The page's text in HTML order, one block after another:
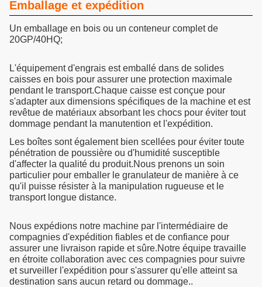
Emballage et expédition
Un emballage en bois ou un conteneur complet de
20GP/40HQ;
L'équipement d'engrais est emballé dans de solides
caisses en bois pour assurer une protection maximale
pendant le transport.Chaque caisse est conçue pour
s'adapter aux dimensions spécifiques de la machine et est
revêtue de matériaux absorbant les chocs pour éviter tout
dommage pendant la manutention et l'expédition.
Les boîtes sont également bien scellées pour éviter toute
pénétration de poussière ou d'humidité susceptible
d'affecter la qualité du produit.Nous prenons un soin
particulier pour emballer le granulateur de manière à ce
qu'il puisse résister à la manipulation rugueuse et le
transport longue distance.
Nous expédions notre machine par l'intermédiaire de
compagnies d'expédition fiables et de confiance pour
assurer une livraison rapide et sûre.Notre équipe travaille
en étroite collaboration avec ces compagnies pour suivre
et surveiller l'expédition pour s'assurer qu'elle atteint sa
destination sans aucun retard ou dommage..